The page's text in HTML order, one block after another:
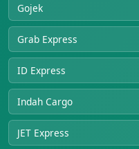
Gojek
Grab Express
ID Express
Indah Cargo
JET Express